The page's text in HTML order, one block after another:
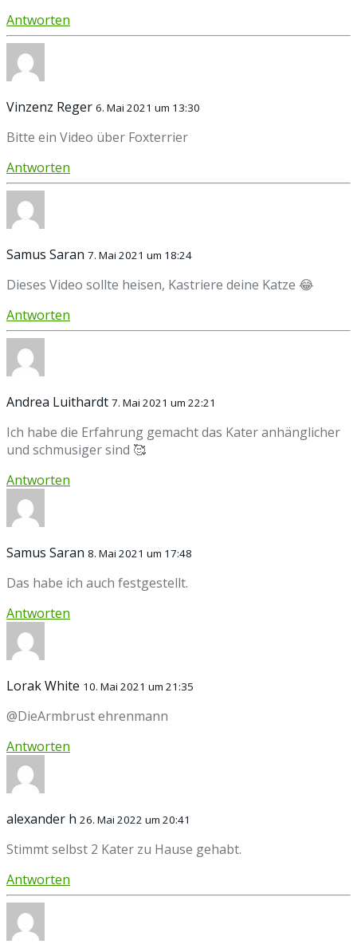
Antworten
Vinzenz Reger 6. Mai 2021 um 13:30
Bitte ein Video über Foxterrier
Antworten
Samus Saran 7. Mai 2021 um 18:24
Dieses Video sollte heisen, Kastriere deine Katze 😂
Antworten
Andrea Luithardt 7. Mai 2021 um 22:21
Ich habe die Erfahrung gemacht das Kater anhänglicher
und schmusiger sind 🥰
Antworten
Samus Saran 8. Mai 2021 um 17:48
Das habe ich auch festgestellt.
Antworten
Lorak White 10. Mai 2021 um 21:35
@DieArmbrust ehrenmann
Antworten
alexander h 26. Mai 2022 um 20:41
Stimmt selbst 2 Kater zu Hause gehabt.
Antworten